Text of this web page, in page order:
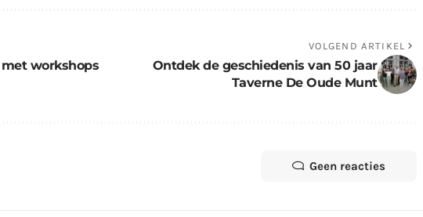
workshops
VOLGEND ARTIKEL
Ontdek de geschiedenis van 50 jaar
Taverne De Oude Munt
Geen reacties